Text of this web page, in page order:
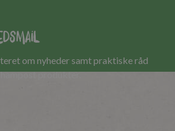
om nyheder samt praktiske råd
produkter.